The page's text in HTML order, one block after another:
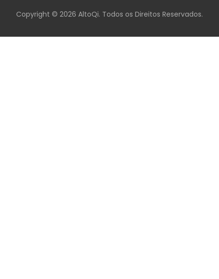
Copyright © 2026 AltoQi. Todos os Direitos Reservados.